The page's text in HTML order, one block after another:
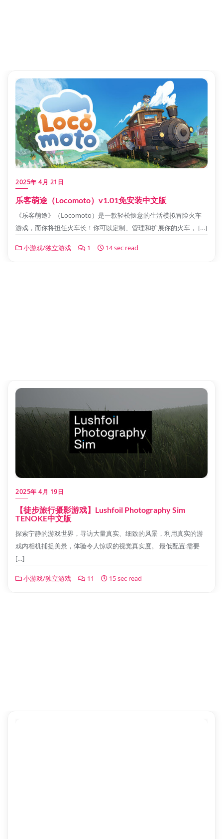
2025年 4月 21日
乐客萌途（Locomoto）v1.01免安装中文版
《乐客萌途》（Locomoto）是一款轻松惬意的生活模拟冒险火车
游戏，而你将担任火车长！你可以定制、管理和扩展你的火车， […]
小游戏/独立游戏 1 14 sec read
2025年 4月 19日
【徒步旅行摄影游戏】Lushfoil Photography Sim
TENOKE中文版
探索宁静的游戏世界，寻访大量真实、细致的风景，利用真实的游
戏内相机捕捉美景，体验令人惊叹的视觉真实度。 最低配置:需要
[…]
小游戏/独立游戏 11 15 sec read